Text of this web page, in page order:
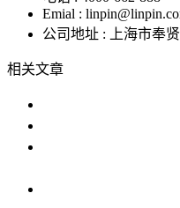
Emial :
公司地址 : 上海市奉
相关文章